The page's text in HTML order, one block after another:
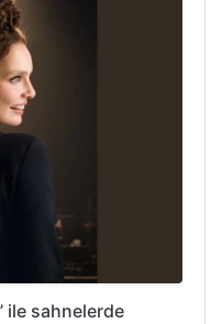
ile sahnelerde